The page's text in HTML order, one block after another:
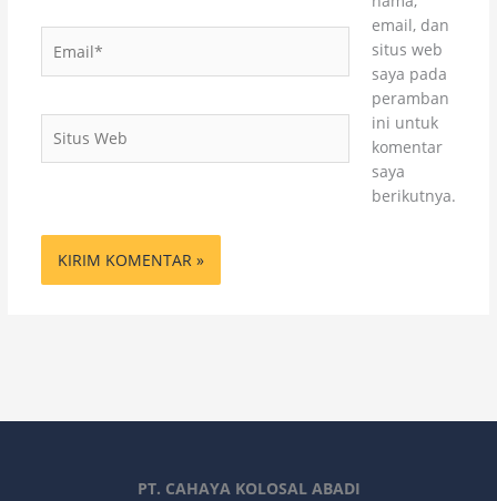
Web
email, dan
situs web
saya pada
peramban
ini untuk
komentar
saya
berikutnya.
PT. CAHAYA KOLOSAL ABADI